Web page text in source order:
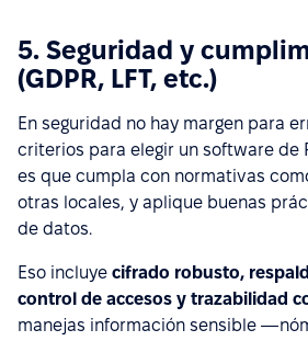
5. Seguridad y
(GDPR, LFT, etc.)
En seguridad no hay margen para
criterios para elegir un software de
es que cumpla con normativas como
otras locales, y aplique buenas
de datos.
Eso incluye cifrado robusto,
control de accesos y trazabilidad
manejas información sensible